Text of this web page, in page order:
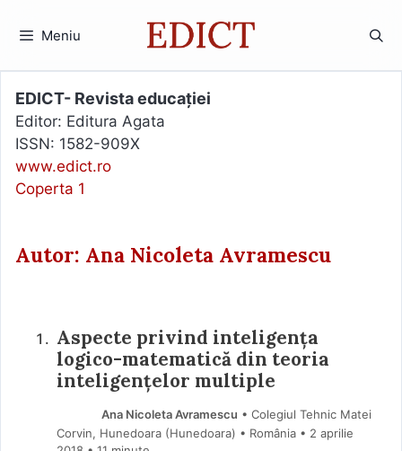
Meniu
EDICT- Revista educației
Editor: Editura Agata
ISSN: 1582-909X
www.edict.ro
Coperta 1
Autor: Ana Nicoleta Avramescu
Aspecte privind inteligența
logico-matematică din teoria
inteligențelor multiple
Ana Nicoleta Avramescu • Colegiul Tehnic Matei
Corvin, Hunedoara (Hunedoara) • România
2 aprilie